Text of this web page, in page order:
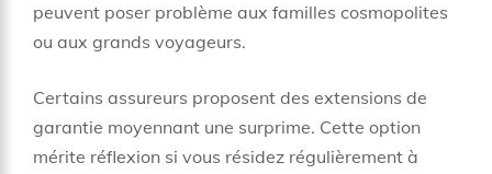
peuvent poser problème aux familles cosmopolites
ou aux grands voyageurs.
Certains assureurs proposent des extensions de
garantie moyennant une surprime. Cette option
mérite réflexion si vous résidez régulièrement à